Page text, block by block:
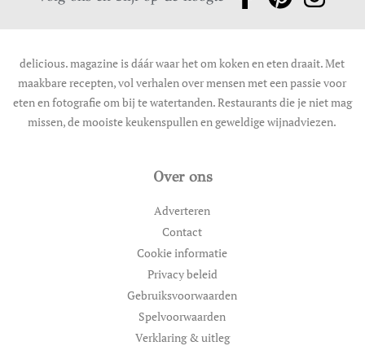
delicious. magazine is dáár waar het om koken en eten draait. Met
maakbare recepten, vol verhalen over mensen met een passie voor
eten en fotografie om bij te watertanden. Restaurants die je niet mag
missen, de mooiste keukenspullen en geweldige wijnadviezen.
Over ons
Adverteren
Contact
Cookie informatie
Privacy beleid
Gebruiksvoorwaarden
Spelvoorwaarden
Verklaring & uitleg